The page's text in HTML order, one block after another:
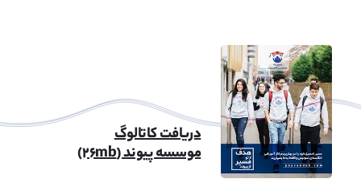
دریافت کاتالوگ
موسسه پیوند (۲۶mb)